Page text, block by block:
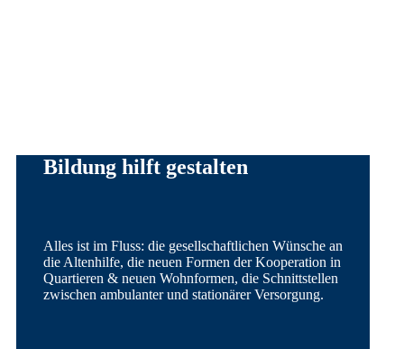
Bildung hilft gestalten
Alles ist im Fluss: die gesellschaftlichen Wünsche an
die Altenhilfe, die neuen Formen der Kooperation in
Quartieren & neuen Wohnformen, die Schnittstellen
zwischen ambulanter und stationärer Versorgung.